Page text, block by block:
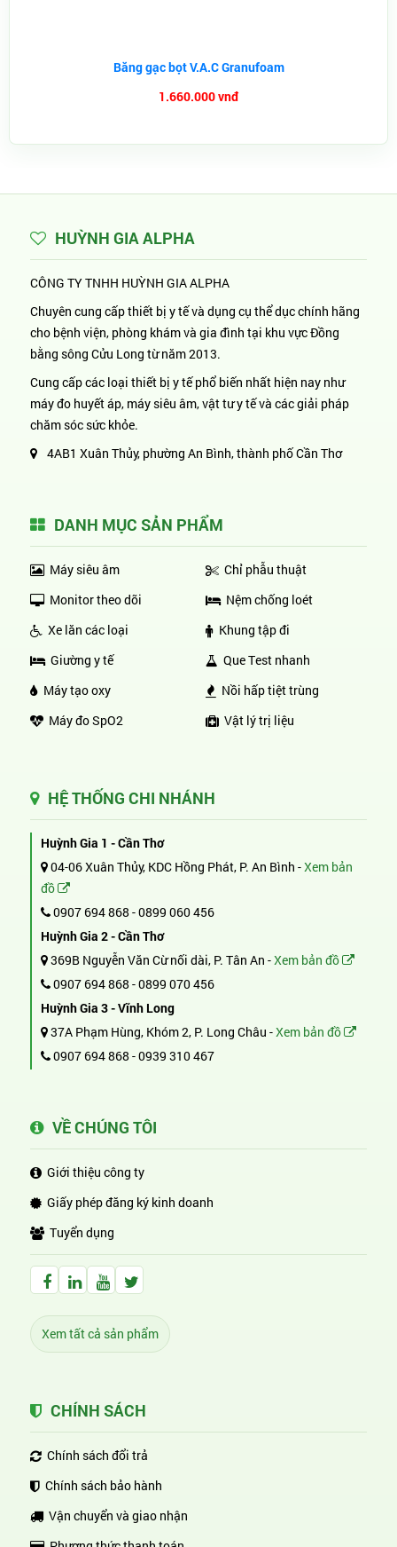
Băng gạc bọt V.A.C Granufoam
1.660.000 vnđ
HUỲNH GIA ALPHA
CÔNG TY TNHH HUỲNH GIA ALPHA
Chuyên cung cấp thiết bị y tế và dụng cụ thể dục chính hãng
cho bệnh viện, phòng khám và gia đình tại khu vực Đồng
bằng sông Cửu Long từ năm 2013.
Cung cấp các loại thiết bị y tế phổ biến nhất hiện nay như
máy đo huyết áp, máy siêu âm, vật tư y tế và các giải pháp
chăm sóc sức khỏe.
4AB1 Xuân Thủy, phường An Bình, thành phố Cần Thơ
DANH MỤC SẢN PHẨM
Máy siêu âm
Monitor theo dõi
Xe lăn các loại
Giường y tế
Máy tạo oxy
Máy đo SpO2
Chỉ phẫu thuật
Nệm chống loét
Khung tập đi
Que Test nhanh
Nồi hấp tiệt trùng
Vật lý trị liệu
HỆ THỐNG CHI NHÁNH
Huỳnh Gia 1 - Cần Thơ
04-06 Xuân Thủy, KDC Hồng Phát, P. An Bình -Xem bản
đồ
0907 694 868 -0899 060 456
Huỳnh Gia 2 - Cần Thơ
369B Nguyễn Văn Cừ nối dài, P. Tân An -Xem bản đồ
0907 694 868 -0899 070 456
Huỳnh Gia 3 - Vĩnh Long
37A Phạm Hùng, Khóm 2, P. Long Châu -Xem bản đồ
0907 694 868 -0939 310 467
VỀ CHÚNG TÔI
Giới thiệu công ty
Giấy phép đăng ký kinh doanh
Tuyển dụng
Facebook Huỳnh Gia Alpha
LinkedIn Huỳnh Gia Alpha
YouTube Huỳnh Gia Alpha
Twitter Huỳnh Gia Alpha
Xem tất cả sản phẩm
CHÍNH SÁCH
Chính sách đổi trả
Chính sách bảo hành
Vận chuyển và giao nhận